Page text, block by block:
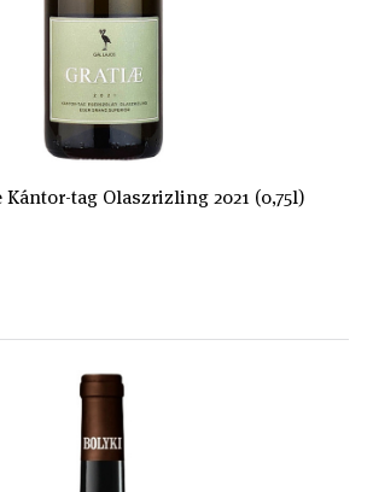
Kántor-tag Olaszrizling 2021 (0,75l)